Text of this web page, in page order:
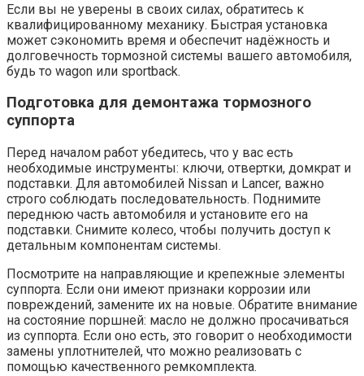
Если вы не уверены в своих силах, обратитесь к
квалифицированному механику. Быстрая установка
может сэкономить время и обеспечит надёжность и
долговечность тормозной системы вашего автомобиля,
будь то wagon или sportback.
Подготовка для демонтажа тормозного
суппорта
Перед началом работ убедитесь, что у вас есть
необходимые инструменты: ключи, отвертки, домкрат и
подставки. Для автомобилей Nissan и Lancer, важно
строго соблюдать последовательность. Поднимите
переднюю часть автомобиля и установите его на
подставки. Снимите колесо, чтобы получить доступ к
детальным компонентам системы.
Посмотрите на направляющие и крепежные элементы
суппорта. Если они имеют признаки коррозии или
повреждений, замените их на новые. Обратите внимание
на состояние поршней: масло не должно просачиваться
из суппорта. Если оно есть, это говорит о необходимости
замены уплотнителей, что можно реализовать с
помощью качественного ремкомплекта.